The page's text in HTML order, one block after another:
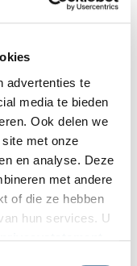
advertenties te
media te bieden
Ook delen we
met onze
en analyse. Deze
met andere
of die ze hebben
hun services. U
onder de
van natuurgebied
van
glanzen nu